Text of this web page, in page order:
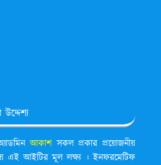
আকাশসকল প্রকার প্রয়োজনীয়
এই আইটির মূল লক্ষ্য । ইনফরমেটিফ